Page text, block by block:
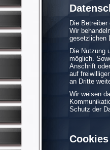
Die
Wir
gesetzlichen
Die Nutzung
möglich.
Anschrift
auf
an Dritte
Wir weisen
Schutz der
Cookies